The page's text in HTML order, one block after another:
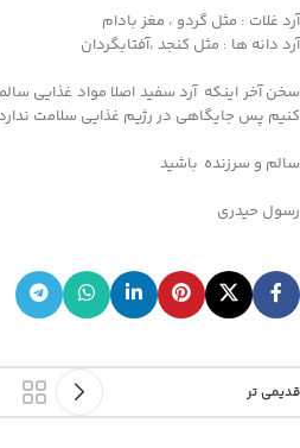
آرد غلات : مثل گردو ، مغز بادام
آرد دانه ها : مثل کنجد ،آفتابگردان
سخن آخر اینکه آرد سفید اصلا مواد غذایی
کنیم پس جایگاهی در رژیم غذایی سلامت
سالم و سرزنده باشید
رسول حیدری
قدیمی تر